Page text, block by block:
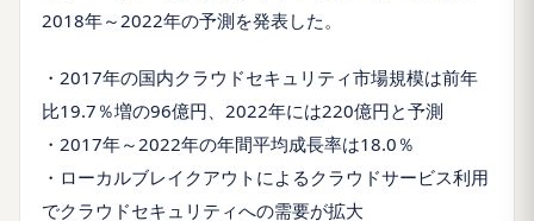
2018年～2022年の予測を発表した。
・2017年の国内クラウドセキュリティ市場規模は前年
比19.7％増の96億円、2022年には220億円と予測
・2017年～2022年の年間平均成長率は18.0％
・ローカルブレイクアウトによるクラウドサービス利用
でクラウドセキュリティへの需要が拡大